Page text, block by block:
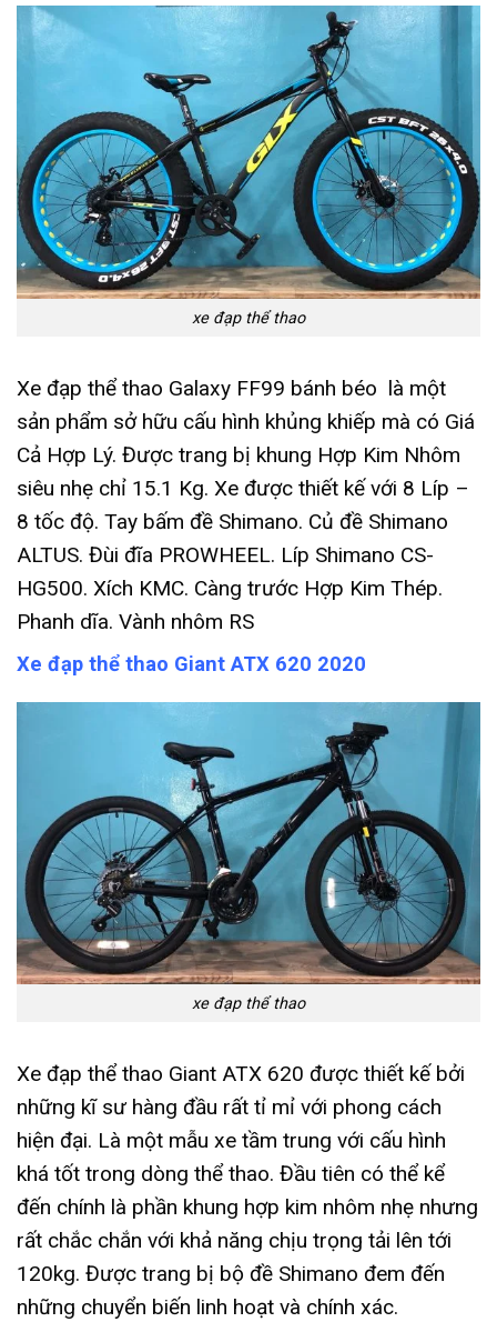
xe đạp thể thao
Xe đạp thể thao Galaxy FF99 bánh béo là một
sản phẩm sở hữu cấu hình khủng khiếp mà có Giá
Cả Hợp Lý. Được trang bị khung Hợp Kim Nhôm
siêu nhẹ chỉ 15.1 Kg. Xe được thiết kế với 8 Líp –
8 tốc độ. Tay bấm đề Shimano. Củ đề Shimano
ALTUS. Đùi đĩa PROWHEEL. Líp Shimano CS-
HG500. Xích KMC. Càng trước Hợp Kim Thép.
Phanh dĩa. Vành nhôm RS
Xe đạp thể thao Giant ATX 620 2020
xe đạp thể thao
Xe đạp thể thao Giant ATX 620 được thiết kế bởi
những kĩ sư hàng đầu rất tỉ mỉ với phong cách
hiện đại. Là một mẫu xe tầm trung với cấu hình
khá tốt trong dòng thể thao. Đầu tiên có thể kể
đến chính là phần khung hợp kim nhôm nhẹ nhưng
rất chắc chắn với khả năng chịu trọng tải lên tới
120kg. Được trang bị bộ đề Shimano đem đến
những chuyển biến linh hoạt và chính xác.